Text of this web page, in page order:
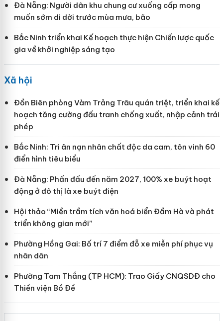
Đà Nẵng: Người dân khu chung cư xuống cấp mong
muốn sớm di dời trước mùa mưa, bão
Bắc Ninh triển khai Kế hoạch thực hiện Chiến lược quốc
gia về khởi nghiệp sáng tạo
Xã hội
Đồn Biên phòng Vàm Trảng Trâu quán triệt, triển khai kế
hoạch tăng cường đấu tranh chống xuất, nhập cảnh trái
phép
Bắc Ninh: Tri ân nạn nhân chất độc da cam, tôn vinh 60
điển hình tiêu biểu
Đà Nẵng: Phấn đấu đến năm 2027, 100% xe buýt hoạt
động ở đô thị là xe buýt điện
Hội thảo “Miền trầm tích văn hoá biển Đầm Hà và phát
triển không gian mới”
Phường Hồng Gai: Bố trí 7 điểm đỗ xe miễn phí phục vụ
nhân dân
Phường Tam Thắng (TP HCM): Trao Giấy CNQSDĐ cho
Thiền viện Bồ Đề